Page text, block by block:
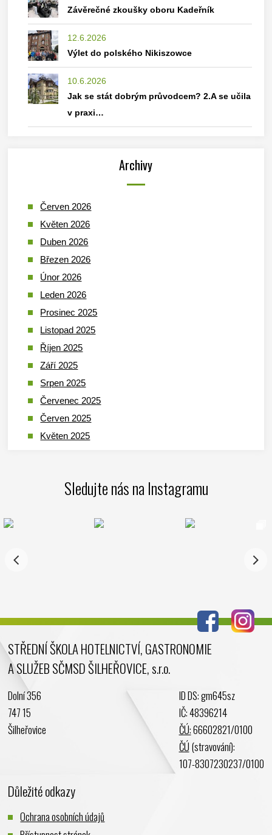
Závěrečné zkoušky oboru Kadeřník
12.6.2026
Výlet do polského Nikiszowce
10.6.2026
Jak se stát dobrým průvodcem? 2.A se učila
v praxi…
Archivy
Červen 2026
Květen 2026
Duben 2026
Březen 2026
Únor 2026
Leden 2026
Prosinec 2025
Listopad 2025
Říjen 2025
Září 2025
Srpen 2025
Červenec 2025
Červen 2025
Květen 2025
Leden 2025
Listopad 2024
Duben 2024
Březen 2024
Leden 2024
Listopad 2023
Srpen 2023
Červen 2023
Sledujte nás na Instagramu
STŘEDNÍ ŠKOLA HOTELNICTVÍ, GASTRONOMIE
A SLUŽEB SČMSD ŠILHEŘOVICE, s.r.o.
Dolní 356
747 15
Šilheřovice
ID DS: gm645sz
IČ: 48396214
ČÚ:66602821/0100
ČÚ (stravování):
107-8307230237/0100
Důležité odkazy
Ochrana osobních údajů